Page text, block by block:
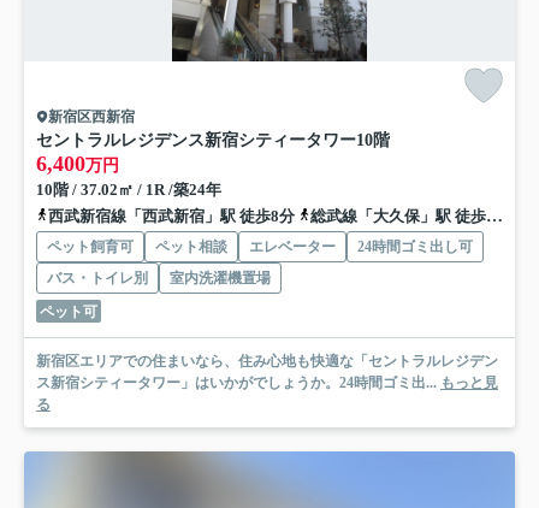
新宿区西新宿
セントラルレジデンス新宿シティータワー10階
6,400万円
10階 / 37.02㎡ / 1R /築24年
西武新宿線「西武新宿」駅 徒歩8分
総武線「大久保」駅 徒歩7分
ペット飼育可 ペット相談 エレベーター
24時間ゴミ出し可
バス・トイレ別
室内洗濯機置場
ペット可
新宿区エリアでの住まいなら、住み心地も快適な「セントラルレジデン
ス新宿シティータワー」はいかがでしょうか。24時間ゴミ出... もっと見
る